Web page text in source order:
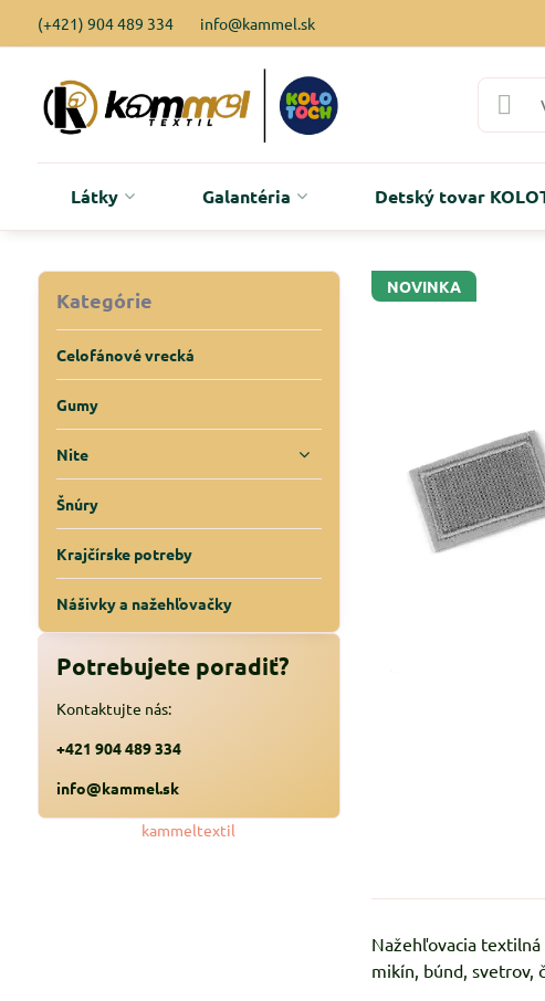
(+421) 904 489 334 info@kammel.sk
Látky Galantéria Detský tovar
NOVINKA
Nažehľovacia
mikín, búnd, svetrov,
Kategórie
Celofánové vrecká
Gumy
Nite
Šnúry
Krajčírske potreby
Nášivky a nažehľovačky
Potrebujete poradiť?
Kontaktujte nás:
+421 904 489 334
info@kammel.sk
kammeltextil